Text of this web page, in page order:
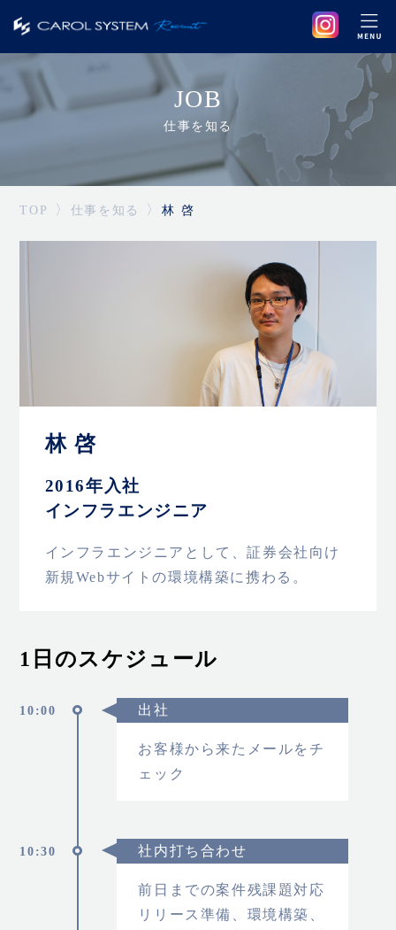
JOB
仕事を知る
TOP 仕事を知る 林 啓
林 啓
2016年入社
インフラエンジニア
インフラエンジニアとして、証券会社向け
新規Webサイトの環境構築に携わる。
1日のスケジュール
10:00 出社
お客様から来たメールをチ
ェック
10:30 社内打ち合わせ
前日までの案件残課題対応
リリース準備、環境構築、